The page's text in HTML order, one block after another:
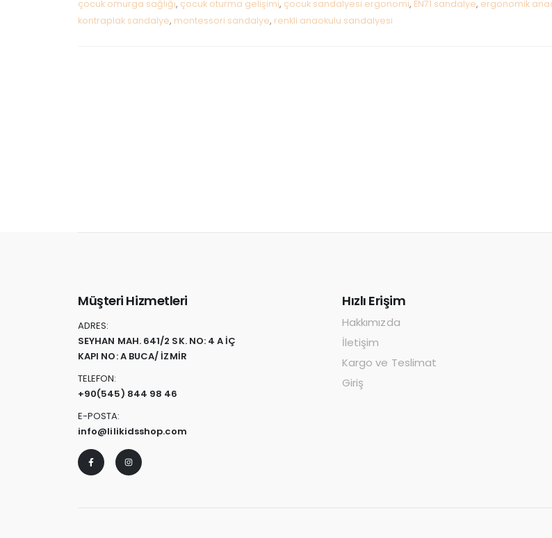
çocuk omurga sağlığı, çocuk oturma gelişimi, çocuk sandalyesi ergonomi, EN71 sandalye, ergonomik
kontraplak sandalye, montessori sandalye, renkli anaokulu sandalyesi
Müşteri Hizmetleri
ADRES:
SEYHAN MAH. 641/2 SK. NO: 4 A İÇ
KAPI NO: A BUCA/ İZMİR
TELEFON:
+90(545) 844 98 46
E-POSTA:
info@lilikidsshop.com
Hızlı Erişim
Hakkımızda
İletişim
Kargo ve Teslimat
Giriş